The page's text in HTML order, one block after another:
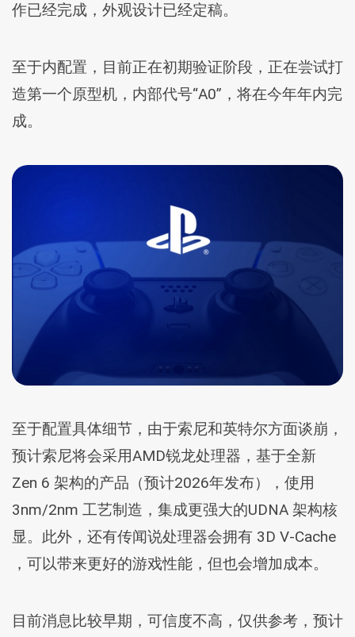
作已经完成，外观设计已经定稿。
至于内配置，目前正在初期验证阶段，正在尝试打
造第一个原型机，内部代号“A0”，将在今年年内完
成。
至于配置具体细节，由于索尼和英特尔方面谈崩，
预计索尼将会采用AMD锐龙处理器，基于全新
Zen 6 架构的产品（预计2026年发布），使用
3nm/2nm 工艺制造，集成更强大的UDNA 架构核
显。此外，还有传闻说处理器会拥有 3D V-Cache
，可以带来更好的游戏性能，但也会增加成本。
目前消息比较早期，可信度不高，仅供参考，预计